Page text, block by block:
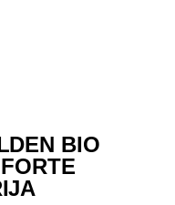
BIO